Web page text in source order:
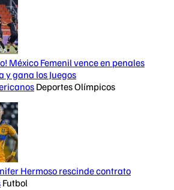
México Femenil vence en penales
y gana los Juegos
Deportes Olímpicos
Hermoso rescinde contrato
Futbol